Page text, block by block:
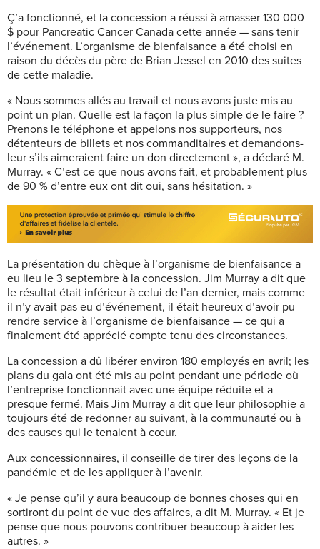
Ç’a fonctionné, et la concession a réussi à amasser 130 000
$ pour Pancreatic Cancer Canada cette année — sans tenir
l’événement. L’organisme de bienfaisance a été choisi en
raison du décès du père de Brian Jessel en 2010 des suites
de cette maladie.
« Nous sommes allés au travail et nous avons juste mis au
point un plan. Quelle est la façon la plus simple de le faire ?
Prenons le téléphone et appelons nos supporteurs, nos
détenteurs de billets et nos commanditaires et demandons-
leur s’ils aimeraient faire un don directement », a déclaré M.
Murray. « C’est ce que nous avons fait, et probablement plus
de 90 % d’entre eux ont dit oui, sans hésitation. »
La présentation du chèque à l’organisme de bienfaisance a
eu lieu le 3 septembre à la concession. Jim Murray a dit que
le résultat était inférieur à celui de l’an dernier, mais comme
il n’y avait pas eu d’événement, il était heureux d’avoir pu
rendre service à l’organisme de bienfaisance — ce qui a
finalement été apprécié compte tenu des circonstances.
La concession a dû libérer environ 180 employés en avril; les
plans du gala ont été mis au point pendant une période où
l’entreprise fonctionnait avec une équipe réduite et a
presque fermé. Mais Jim Murray a dit que leur philosophie a
toujours été de redonner au suivant, à la communauté ou à
des causes qui le tenaient à cœur.
Aux concessionnaires, il conseille de tirer des leçons de la
pandémie et de les appliquer à l’avenir.
« Je pense qu’il y aura beaucoup de bonnes choses qui en
sortiront du point de vue des affaires, a dit M. Murray. « Et je
pense que nous pouvons contribuer beaucoup à aider les
autres. »